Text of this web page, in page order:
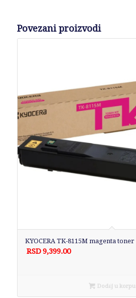
Povezani proizvodi
KYOCERA TK-8115M magenta toner
RSD9,399.00
Dodaj u korpu